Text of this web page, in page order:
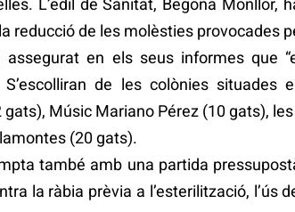
L’edil de Sanitat, Begoña Monllor,
reducció de les molèsties provocades
en els seus informes que
de les colònies situades
Músic Mariano Pérez (10 gats),
(20 gats).
també amb una partida
la ràbia prèvia a l’esterilització, l’ús